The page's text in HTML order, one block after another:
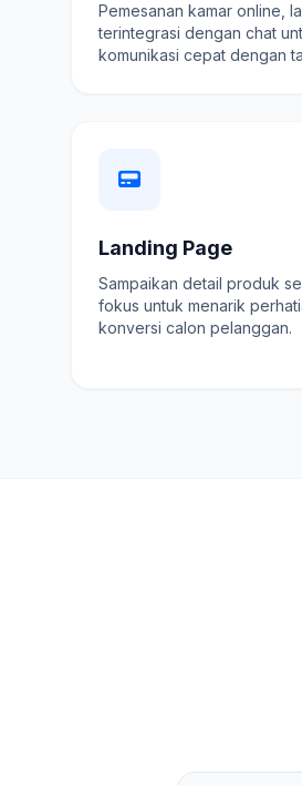
Pemesanan kamar online,
terintegrasi dengan chat
komunikasi cepat dengan
Landing Page
Sampaikan detail produk
fokus untuk menarik
konversi calon pelanggan.